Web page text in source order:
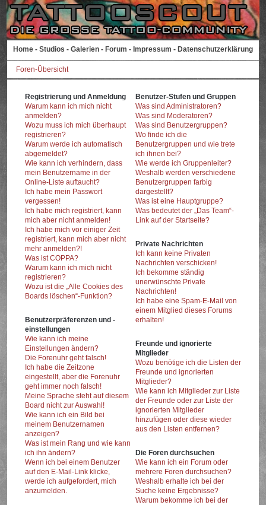
Home - Studios - Galerien - Forum - Impressum - Datenschutzerklärung
Foren-Übersicht
Registrierung und Anmeldung
Warum kann ich mich nicht
anmelden?
Wozu muss ich mich überhaupt
registrieren?
Warum werde ich automatisch
abgemeldet?
Wie kann ich verhindern, dass
mein Benutzername in der
Online-Liste auftaucht?
Ich habe mein Passwort
vergessen!
Ich habe mich registriert, kann
mich aber nicht anmelden!
Ich habe mich vor einiger Zeit
registriert, kann mich aber nicht
mehr anmelden?!
Was ist COPPA?
Warum kann ich mich nicht
registrieren?
Wozu ist die „Alle Cookies des
Boards löschen“-Funktion?
Benutzerpräferenzen und -
einstellungen
Wie kann ich meine
Einstellungen ändern?
Die Forenuhr geht falsch!
Ich habe die Zeitzone
eingestellt, aber die Forenuhr
geht immer noch falsch!
Meine Sprache steht auf diesem
Board nicht zur Auswahl!
Wie kann ich ein Bild bei
meinem Benutzernamen
anzeigen?
Was ist mein Rang und wie kann
ich ihn ändern?
Wenn ich bei einem Benutzer
auf den E-Mail-Link klicke,
werde ich aufgefordert, mich
anzumelden.
Benutzer-Stufen und Gruppen
Was sind Administratoren?
Was sind Moderatoren?
Was sind Benutzergruppen?
Wo finde ich die
Benutzergruppen und wie trete
ich ihnen bei?
Wie werde ich Gruppenleiter?
Weshalb werden verschiedene
Benutzergruppen farbig
dargestellt?
Was ist eine Hauptgruppe?
Was bedeutet der „Das Team“-
Link auf der Startseite?
Private Nachrichten
Ich kann keine Privaten
Nachrichten verschicken!
Ich bekomme ständig
unerwünschte Private
Nachrichten!
Ich habe eine Spam-E-Mail von
einem Mitglied dieses Forums
erhalten!
Freunde und ignorierte
Mitglieder
Wozu benötige ich die Listen der
Freunde und ignorierten
Mitglieder?
Wie kann ich Mitglieder zur Liste
der Freunde oder zur Liste der
ignorierten Mitglieder
hinzufügen oder diese wieder
aus den Listen entfernen?
Die Foren durchsuchen
Wie kann ich ein Forum oder
mehrere Foren durchsuchen?
Weshalb erhalte ich bei der
Suche keine Ergebnisse?
Warum bekomme ich bei der